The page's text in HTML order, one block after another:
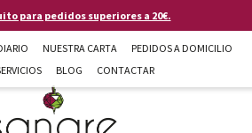
para pedidos superiores a 20€.
NUESTRA CARTA
PEDIDOS A DOMICILIO
BLOG CONTACTAR